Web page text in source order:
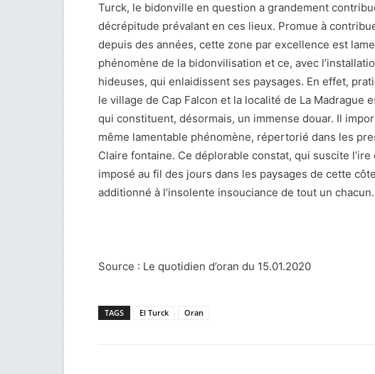
Turck, le bidonville en question a grandement
décrépitude prévalant en ces lieux. Promue à
depuis des années, cette zone par excellence est
phénomène de la bidonvilisation et ce, avec
hideuses, qui enlaidissent ses paysages. En effet,
le village de Cap Falcon et la localité de La Madrague
qui constituent, désormais, un immense douar. Il
même lamentable phénomène, répertorié dans les
Claire fontaine. Ce déplorable constat, qui suscite
imposé au fil des jours dans les paysages de cette
additionné à l’insolente insouciance de tout un chacun.
Source : Le quotidien d’oran du 15.01.2020
TAGS El Turck Oran